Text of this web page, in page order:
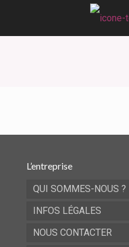
L’entreprise
QUI SOMMES-NOUS ?
INFOS LÉGALES
NOUS CONTACTER